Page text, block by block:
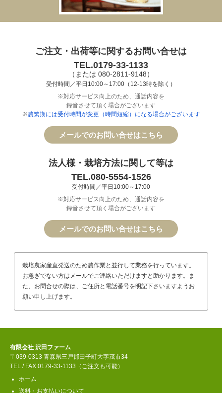
ご注文・出荷等に関するお問い合せは
TEL.0179-33-1133
（または 080-2811-9148）
受付時間／平日10:00～17:00（12-13時を除く）
※対応サービス向上のため、通話内容を
録音させて頂く場合がございます
※農繁期には受付時間が変更（時間短縮）になる場合がございます
メールでのお問い合せはこちら
法人様・栽培方法に関して等は
TEL.080-5554-1526
受付時間／平日10:00～17:00
※対応サービス向上のため、通話内容を
録音させて頂く場合がございます
メールでのお問い合せはこちら
栽培農家産直発送のため農作業と並行して業務を行っています。
お急ぎでない方はメールでご連絡いただけますと助かります。ま
た、お問合せの際は、ご住所と電話番号を明記下さいますようお
願い申し上げます。
有限会社 沢田ファーム
〒039-0313 青森県三戸郡田子町大字茂市34
TEL / FAX.0179-33-1133（ご注文も可能）
ホーム
送料・お支払いについて